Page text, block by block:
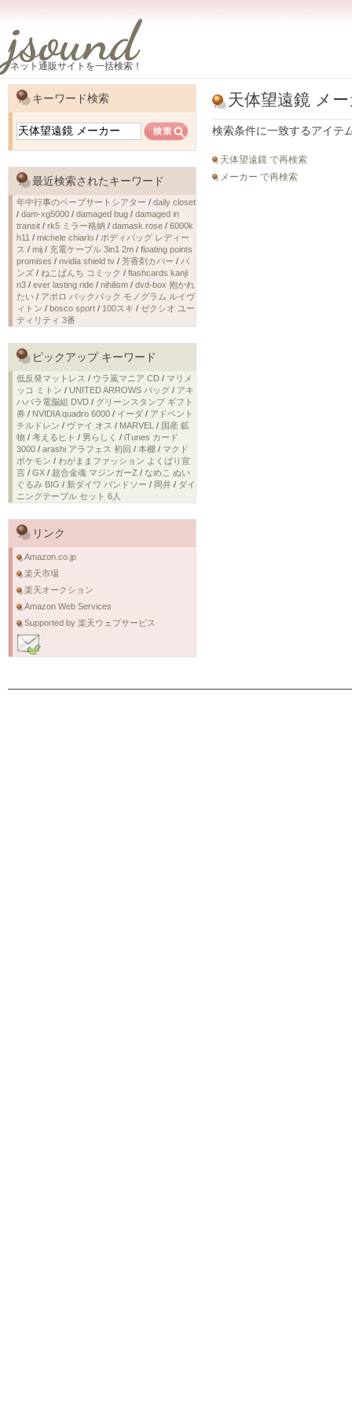
jsound
ネット通販サイトを一括検索！
天体望遠鏡 メ
検索条件に一致するアイテ
天体望遠鏡 で再検索
メーカー で再検索
キーワード検索
最近検索されたキーワード
年中行事のペープサートシアター / daily closet
/ dam-xg5000 / damaged bug / damaged in
transit / rk5 ミラー格納 / damask rose / 6000k
h11 / michele chiarlo / ボディバッグ レディー
ス / mij / 充電ケーブル 3in1 2m / floating points
promises / nvidia shield tv / 芳香剤カバー / バ
ンズ / ねこぱんち コミック / flashcards kanji
n3 / ever lasting ride / nihilism / dvd-box 抱かれ
たい / アポロ バックパック モノグラム ルイヴ
ィトン / bosco sport / 100スキ / ゼクシオ ユー
ティリティ 3番
ピックアップ キーワード
低反発マットレス / ウラ嵐マニア CD / マリメ
ッコ ミトン / UNITED ARROWS バッグ / アキ
ハバラ電脳組 DVD / グリーンスタンプ ギフト
券 / NVIDIA quadro 6000 / イーダ / アドベント
チルドレン / ヴァイ オス / MARVEL / 国産 鉱
物 / 考えるヒト / 男らしく / iTunes カード
3000 / arashi アラフェス 初回 / 本棚 / マクド
ポケモン / わがままファッション よくばり宣
言 / GX / 超合金魂 マジンガーZ / なめこ ぬい
ぐるみ BIG / 新ダイワ バンドソー / 岡井 / ダイ
ニングテーブル セット 6人
リンク
Amazon.co.jp
楽天市場
楽天オークション
Amazon Web Services
Supported by 楽天ウェブサービス